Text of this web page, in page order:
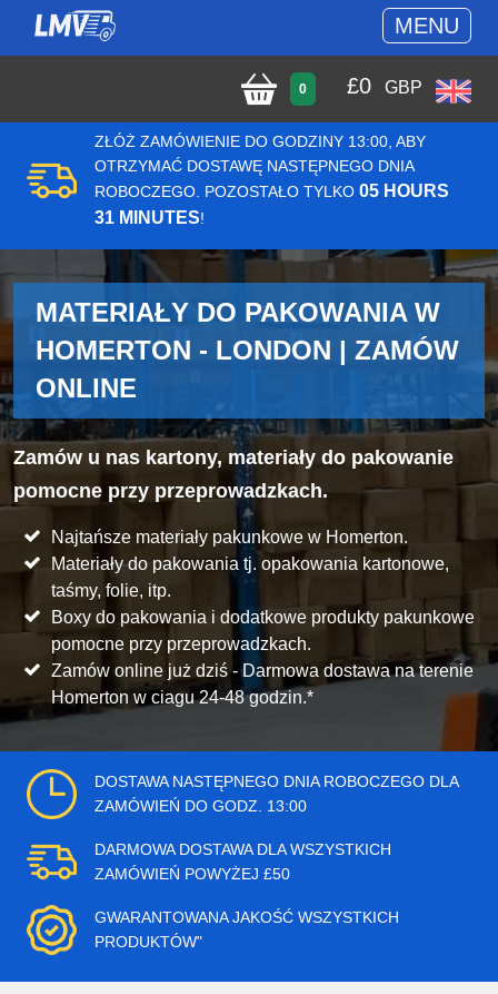
MENU
0 £0 GBP
ZŁÓŻ ZAMÓWIENIE DO GODZINY 13:00, ABY
OTRZYMAĆ DOSTAWĘ NASTĘPNEGO DNIA
ROBOCZEGO. POZOSTAŁO TYLKO 05 HOURS
31 MINUTES!
MATERIAŁY DO PAKOWANIA W
HOMERTON - LONDON | ZAMÓW
ONLINE
Zamów u nas kartony, materiały do pakowanie
pomocne przy przeprowadzkach.
Najtańsze materiały pakunkowe w Homerton.
Materiały do pakowania tj. opakowania kartonowe,
taśmy, folie, itp.
Boxy do pakowania i dodatkowe produkty pakunkowe
pomocne przy przeprowadzkach.
Zamów online już dziś - Darmowa dostawa na terenie
Homerton w ciagu 24-48 godzin.*
DOSTAWA NASTĘPNEGO DNIA ROBOCZEGO DLA
ZAMÓWIEŃ DO GODZ. 13:00
DARMOWA DOSTAWA DLA WSZYSTKICH
ZAMÓWIEŃ POWYŻEJ £50
GWARANTOWANA JAKOŚĆ WSZYSTKICH
PRODUKTÓW"